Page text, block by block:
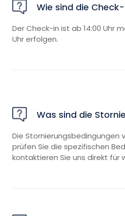
Wie sind die
Der Check-in ist ab 14:00 Uhr
Uhr erfolgen.
Was sind die
Die Stornierungsbedingungen
prüfen Sie die spezifischen
kontaktieren Sie uns direkt für